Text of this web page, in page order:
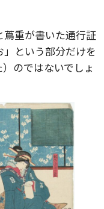
重が書いた通行証
という部分だけを
のではないでしょ